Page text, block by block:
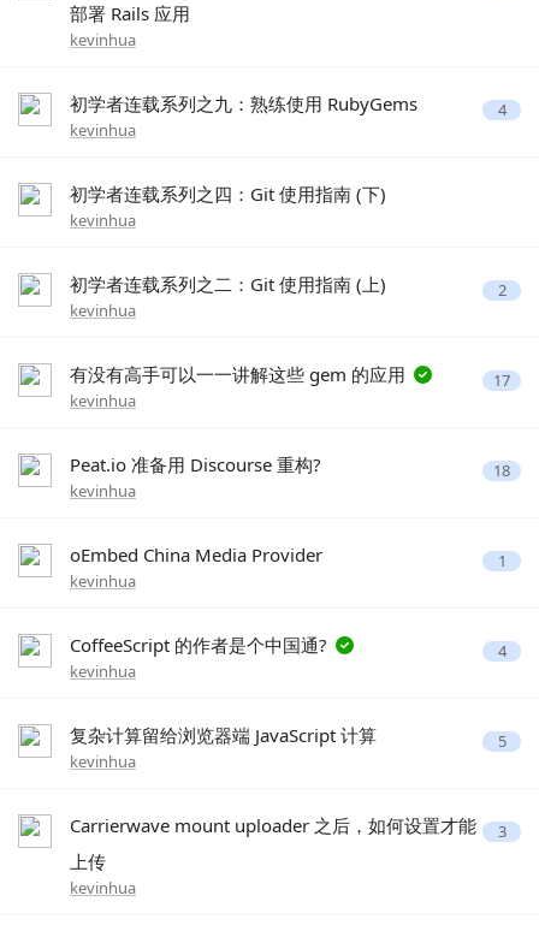
部署 Rails 应用
kevinhua
初学者连载系列之九：熟练使用 RubyGems
kevinhua
4
初学者连载系列之四：Git 使用指南 (下)
kevinhua
初学者连载系列之二：Git 使用指南 (上)
kevinhua
2
有没有高手可以一一讲解这些 gem 的应用
kevinhua
17
Peat.io 准备用 Discourse 重构?
kevinhua
18
oEmbed China Media Provider
kevinhua
1
CoffeeScript 的作者是个中国通?
kevinhua
4
复杂计算留给浏览器端 JavaScript 计算
kevinhua
5
Carrierwave mount uploader 之后，如何设置才能
上传
kevinhua
3